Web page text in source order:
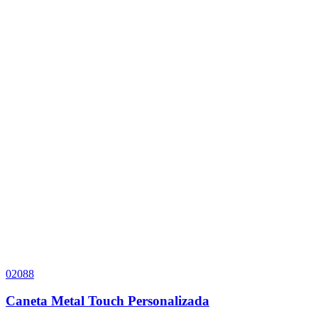
02088
Caneta Metal Touch Personalizada